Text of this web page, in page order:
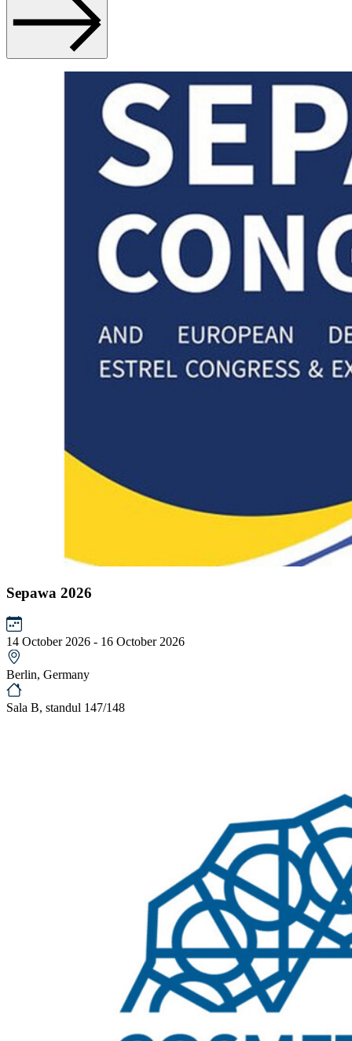
Sepawa 2026
14 October 2026 - 16 October 2026
Berlin, Germany
Sala B, standul 147/148